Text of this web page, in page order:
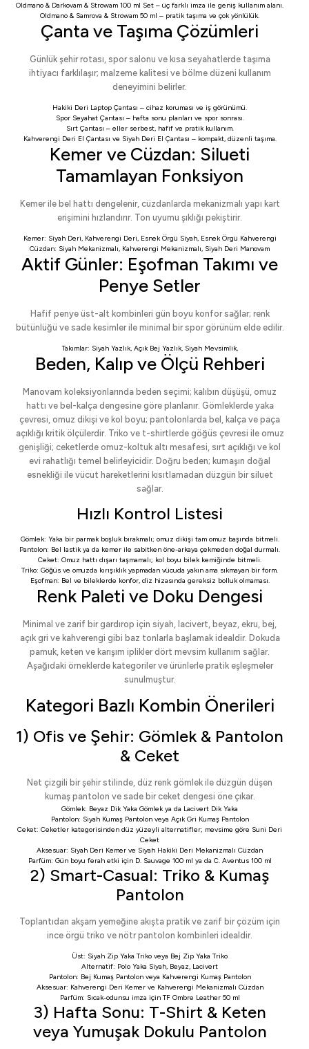
Oldmano & Darkovam & Strowam 100 ml Set – üç farklı imza ile geniş kullanım alanı.
Oldmano & Samrova & Strowam 50 ml – pratik taşıma ve çok yönlülük.
Çanta ve Taşıma Çözümleri
Günlük şehir rotası, spor salonu ve kısa seyahatlerde taşıma
ihtiyacı farklılaşır; malzeme kalitesi ve bölme düzeni kullanım
deneyimini belirler.
Hakiki Deri Laptop Çantası – cihaz koruması ve iş görünümü.
Spor Seyahat Çantası – hafta sonu planları ve spor sonrası.
Sırt Çantası – eller serbest, hafif ve pratik kullanım.
Kahverengi Deri El Çantası ve Siyah Deri El Çantası – kompakt, düzenli taşıma.
Kemer ve Cüzdan: Silueti
Tamamlayan Fonksiyon
Kemer ile bel hattı dengelenir, cüzdanlarda mekanizmalı yapı kart
erişimini hızlandırır. Ton uyumu şıklığı pekiştirir.
Kemer: Siyah Deri, Kahverengi Deri, Esnek Örgü Siyah, Esnek Örgü Kahverengi
Cüzdan: Siyah Mekanizmalı, Kahverengi Mekanizmalı, Siyah Deri Manovam
Aktif Günler: Eşofman Takımı ve
Penye Setler
Hafif penye üst-alt kombinleri gün boyu konfor sağlar; renk
bütünlüğü ve sade kesimler ile minimal bir spor görünüm elde edilir.
Takımlar: Siyah Yazlık, Açık Bej Yazlık, Siyah Mevsimlik,
Beden, Kalıp ve Ölçü Rehberi
Manovam koleksiyonlarında beden seçimi; kalıbın düşüşü, omuz
hattı ve bel-kalça dengesine göre planlanır. Gömleklerde yaka
çevresi, omuz dikişi ve kol boyu; pantolonlarda bel, kalça ve paça
açıklığı kritik ölçülerdir. Triko ve t-shirtlerde göğüs çevresi ile omuz
genişliği; ceketlerde omuz-koltuk altı mesafesi, sırt açıklığı ve kol
evi rahatlığı temel belirleyicidir. Doğru beden; kumaşın doğal
esnekliği ile vücut hareketlerini kısıtlamadan düzgün bir siluet
sağlar.
Hızlı Kontrol Listesi
Gömlek: Yaka bir parmak boşluk bırakmalı; omuz dikişi tam omuz başında bitmeli.
Pantolon: Bel lastik ya da kemer ile sabitken öne-arkaya çekmeden doğal durmalı.
Ceket: Omuz hattı dışarı taşmamalı; kol boyu bilek kemiğinde bitmeli.
Triko: Göğüs ve omuzda kırışıklık yapmadan vücuda yakın ama sıkmayan bir form.
Eşofman: Bel ve bileklerde konfor, diz hizasında gereksiz bolluk olmaması.
Renk Paleti ve Doku Dengesi
Minimal ve zarif bir gardırop için siyah, lacivert, beyaz, ekru, bej,
açık gri ve kahverengi gibi baz tonlarla başlamak idealdir. Dokuda
pamuk, keten ve karışım iplikler dört mevsim kullanım sağlar.
Aşağıdaki örneklerde kategoriler ve ürünlerle pratik eşleşmeler
sunulmuştur.
Kategori Bazlı Kombin Önerileri
1) Ofis ve Şehir: Gömlek & Pantolon
& Ceket
Net çizgili bir şehir stilinde, düz renk gömlek ile düzgün düşen
kumaş pantolon ve sade bir ceket dengesi öne çıkar.
Gömlek: Beyaz Dik Yaka Gömlek ya da Lacivert Dik Yaka
Pantolon: Siyah Kumaş Pantolonveya Açık Gri Kumaş Pantolon
Ceket: Ceketler kategorisinden düz yüzeyli alternatifler; mevsime göre Suni Deri
Ceket
Aksesuar: Siyah Deri Kemer ve Siyah Hakiki Deri Mekanizmalı Cüzdan
Parfüm: Gün boyu ferah etki için D. Sauvage 100 ml ya da C. Aventus 100 ml
2) Smart-Casual: Triko & Kumaş
Pantolon
Toplantıdan akşam yemeğine akışta pratik ve zarif bir çözüm için
ince örgü triko ve nötr pantolon kombinleri idealdir.
Üst: Siyah Zip Yaka Triko veya Bej Zip Yaka Triko
Alternatif: Polo Yaka Siyah, Beyaz, Lacivert
Pantolon: Bej Kumaş Pantolonveya Kahverengi Kumaş Pantolon
Aksesuar: Kahverengi Deri Kemerve Kahverengi Mekanizmalı Cüzdan
Parfüm: Sıcak-odunsu imza içinTF Ombre Leather 50 ml
3) Hafta Sonu: T-Shirt & Keten
veya Yumuşak Dokulu Pantolon